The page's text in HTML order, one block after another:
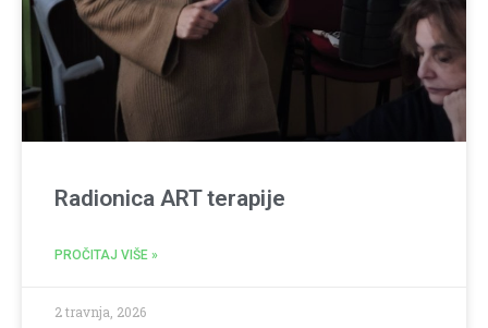
Radionica ART terapije
PROČITAJ VIŠE »
2 travnja, 2026